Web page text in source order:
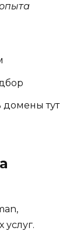
домены тут